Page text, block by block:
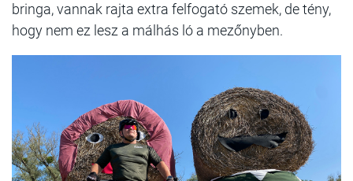
bringa, vannak rajta extra felfogató szemek, de tény,
hogy nem ez lesz a málhás ló a mezőnyben.